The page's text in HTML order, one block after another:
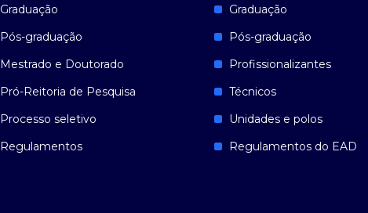
Graduação
Pós-graduação
Mestrado e Doutorado
Pró-Reitoria de Pesquisa
Processo seletivo
Regulamentos
Graduação
Pós-graduação
Profissionalizantes
Técnicos
Unidades e polos
Regulamentos do EAD